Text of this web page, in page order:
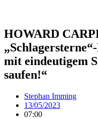
HOWARD
mit eindeutigem
saufen!“
Stephan Imming
13/05/2023
07:00